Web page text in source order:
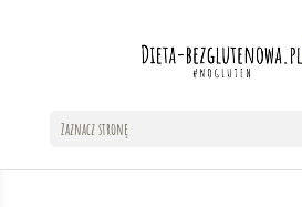
Zaznacz stronę